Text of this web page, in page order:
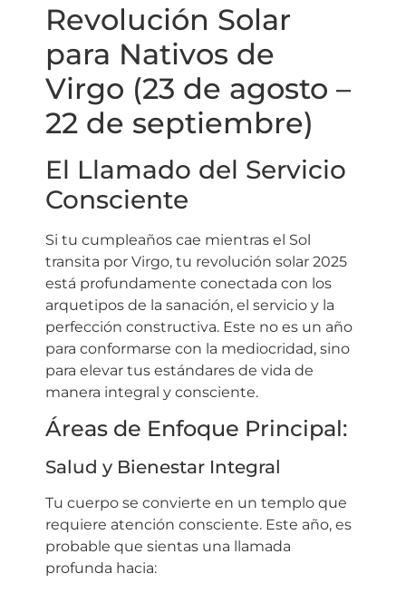
Revolución Solar
para Nativos de
Virgo (23 de agosto –
22 de septiembre)
El Llamado del Servicio
Consciente
Si tu cumpleaños cae mientras el Sol
transita por Virgo, tu revolución solar 2025
está profundamente conectada con los
arquetipos de la sanación, el servicio y la
perfección constructiva. Este no es un año
para conformarse con la mediocridad, sino
para elevar tus estándares de vida de
manera integral y consciente.
Áreas de Enfoque Principal:
Salud y Bienestar Integral
Tu cuerpo se convierte en un templo que
requiere atención consciente. Este año, es
probable que sientas una llamada
profunda hacia: